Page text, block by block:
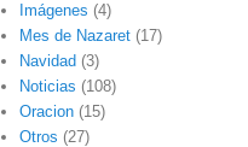
Imágenes (4)
Mes de Nazaret (17)
Navidad (3)
Noticias (108)
Oracion (15)
Otros (27)